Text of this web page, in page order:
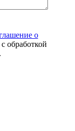
о
обработкой